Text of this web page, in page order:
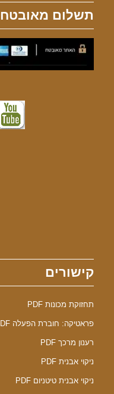
תשלום מאובטח
קישורים
תחזוקת מכונות PDF
פראטיקה: חוברת הפעלה PDF
רענון מרכך PDF
ניקוי אבנית PDF
ניקוי אבנית טיטניום PDF